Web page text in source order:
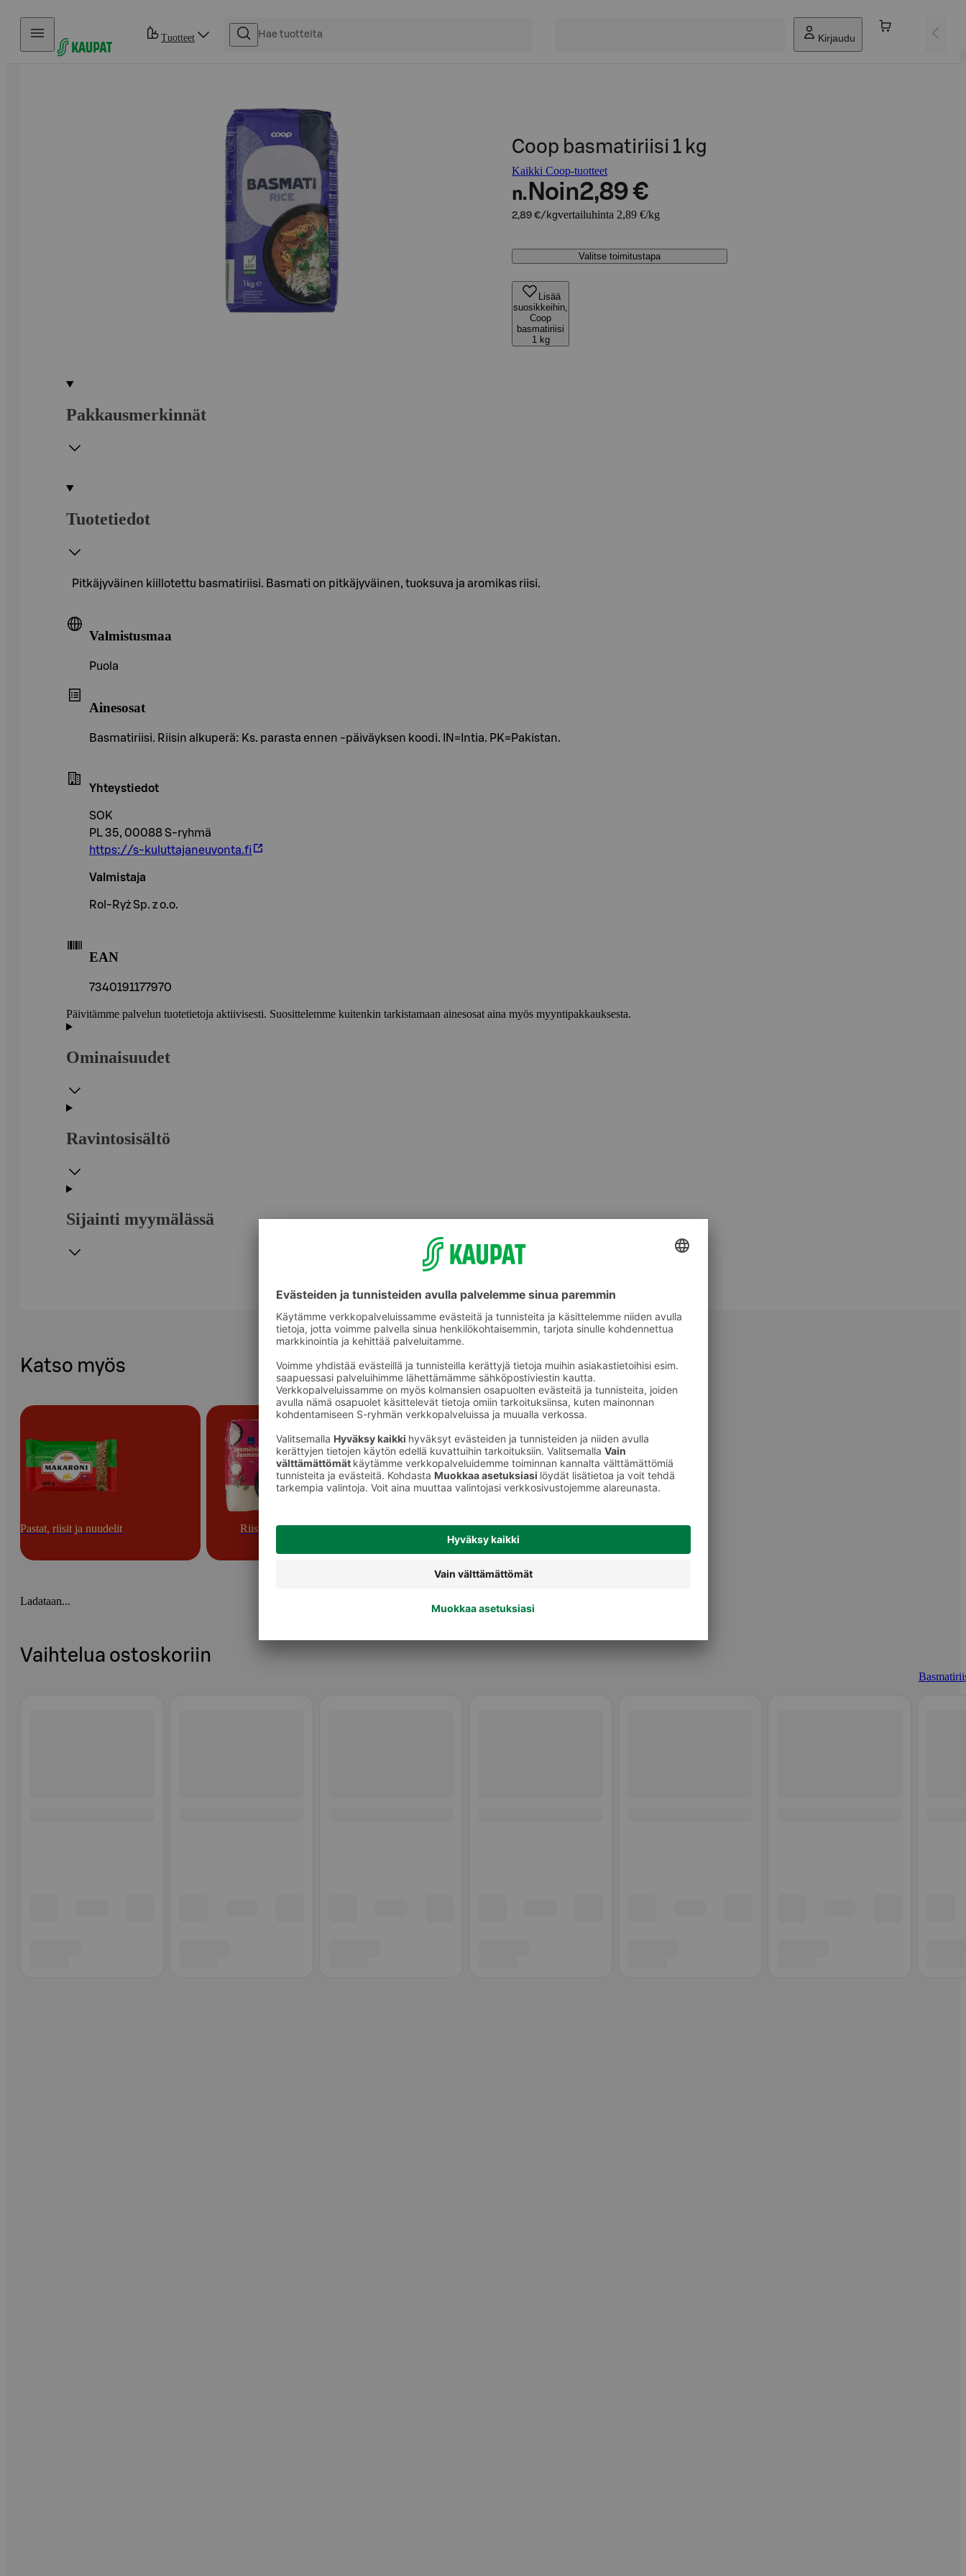
Hyppää sisältöön
Tuotteet Kirjaudu
Coop basmatiriisi 1 kg
Kaikki Coop-tuotteet
n. Noin2,89 €
2,89 €/kgvertailuhinta 2,89 €/kg
Valitse toimitustapa
Lisää
suosikkeihin,
Coop
basmatiriisi
1 kg
Pakkausmerkinnät
Tuotetiedot
Pitkäjyväinen kiillotettu basmatiriisi. Basmati on pitkäjyväinen, tuoksuva ja aromikas riisi.
Valmistusmaa
Puola
Ainesosat
Basmatiriisi. Riisin alkuperä: Ks. parasta ennen -päiväyksen koodi. IN=Intia. PK=Pakistan.
Yhteystiedot
SOK
PL 35, 00088 S-ryhmä
https://s-kuluttajaneuvonta.fi
Valmistaja
Rol-Ryż Sp. z o.o.
EAN
7340191177970
Päivitämme palvelun tuotetietoja aktiivisesti. Suosittelemme kuitenkin tarkistamaan ainesosat aina myös myyntipakkauksesta.
Ominaisuudet
Ravintosisältö
Sijainti myymälässä
Katso myös
Pastat, riisit ja nuudelit Riisit Basmatiriisit
Ladataan...
Vaihtelua ostoskoriin